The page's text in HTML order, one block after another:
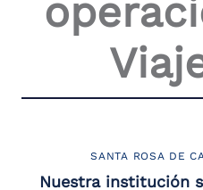
SANTA ROSA DE
Nuestra institución